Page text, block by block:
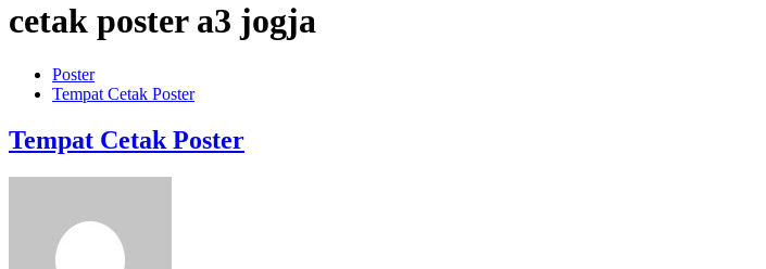
cetak poster a3 jogja
Poster
Tempat Cetak Poster
Tempat Cetak Poster